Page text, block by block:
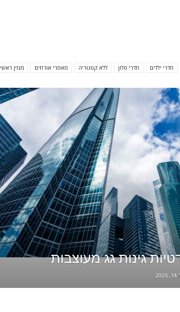
חדרי ילדים חדרי סלון ללא קטגוריה מאמרי אורחים מגזין ראשי
גינות גג מעוצבות